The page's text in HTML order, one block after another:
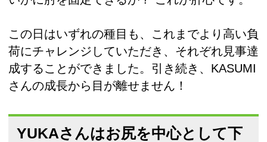
この日はいずれの種目も、これまでより高い負
荷にチャレンジしていただき、それぞれ見事達
成することができました。引き続き、KASUMI
さんの成長から目が離せません！
YUKAさんはお尻を中心として下